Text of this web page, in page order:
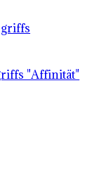
"Affinität"